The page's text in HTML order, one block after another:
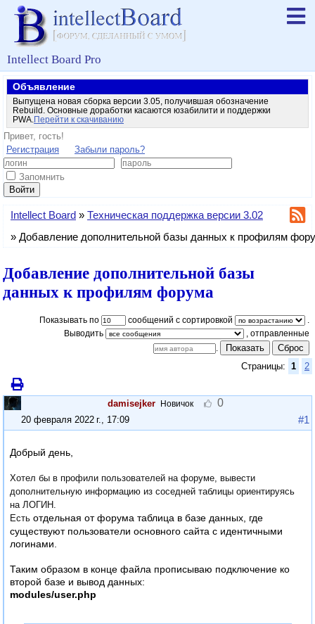
Intellect Board Pro
Объявление
Выпущена новая сборка версии 3.05, получившая обозначение
Rebuild. Основные доработки касаются юзабилити и поддержки
PWA. Перейти к скачиванию
Привет, гость!
Регистрация
Забыли пароль?
Запомнить
Войти
Intellect Board » Техническая поддержка версии 3.02
» Добавление дополнительной базы данных к профилям
Добавление дополнительной базы
данных к профилям форума
Показывать по сообщений с сортировкой
Выводить
Показать
Сброс
Страницы: 1 2
damisejker Новичок 0
20 февраля 2022 г., 17:09 #1
Добрый день,
Хотел бы в профили пользователей на форуме, вывести
дополнительную информацию из соседней таблицы ориентируясь
на ЛОГИН.
Есть отдельная от форума таблица в базе данных, где
существуют пользователи основного сайта с идентичными
логинами.
Таким образом в конце файла прописываю подключение ко
второй базе и вывод данных:
modules/user.php